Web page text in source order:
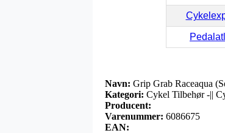
Navn: Grip Grab Raceaqua
Kategori: Cykel Tilbehør -||
Producent:
Varenummer: 6086675
EAN: